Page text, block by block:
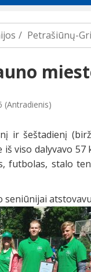
Petrašiūnų-
(Antradienis)
ir šeštadienį
iš viso dalyvavo
futbolas, stalo
seniūnijai